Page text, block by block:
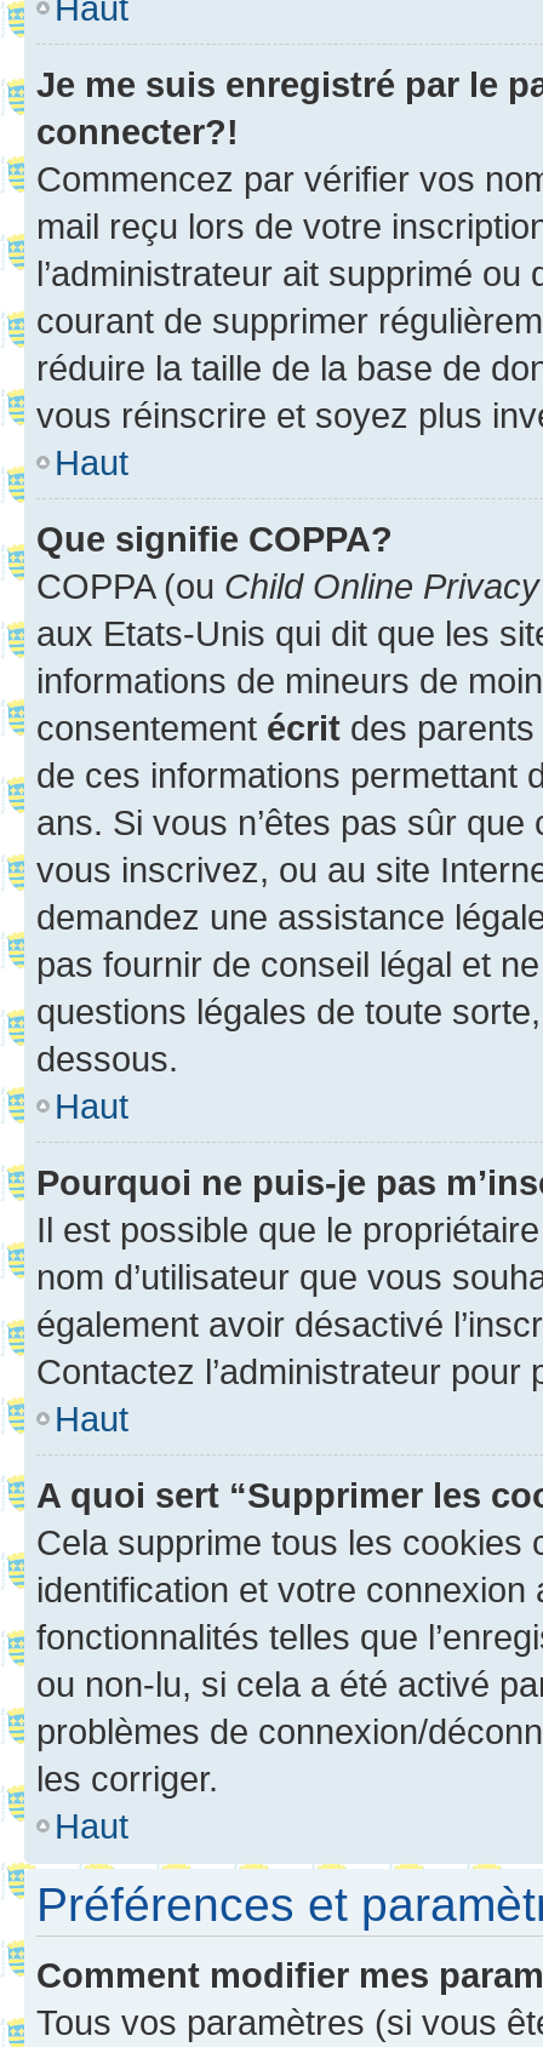
Je me suis enregistré par le
connecter?!
Commencez par vérifier vos
mail reçu lors de votre
l’administrateur ait supprimé
courant de supprimer
réduire la taille de la base de
vous réinscrire et soyez plus
Haut
Que signifie COPPA?
COPPA (ou Child Online
aux Etats-Unis qui dit que les
informations de mineurs de
consentement écrit des parents
de ces informations permettant
ans. Si vous n’êtes pas sûr
vous inscrivez, ou au site
demandez une assistance
pas fournir de conseil légal et
questions légales de toute
dessous.
Haut
Pourquoi ne puis-je pas
Il est possible que le
nom d’utilisateur que vous
également avoir désactivé
Contactez l’administrateur
Haut
A quoi sert “Supprimer les
Cela supprime tous les cookies
identification et votre
fonctionnalités telles que
ou non-lu, si cela a été activé
problèmes de connexion/
les corriger.
Haut
Préférences et
Comment modifier mes
Tous vos paramètres (si vous